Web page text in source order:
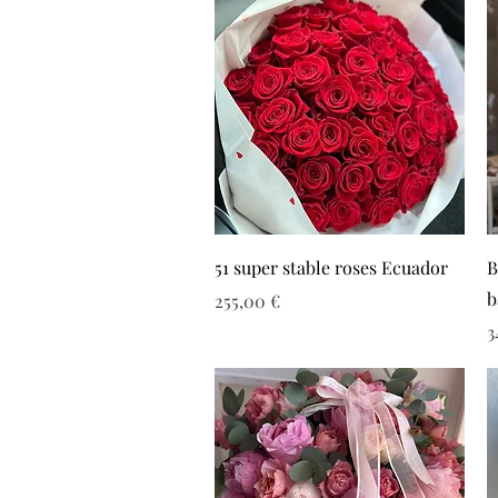
51 super stable roses Ecuador
Τιμή
255,00 €